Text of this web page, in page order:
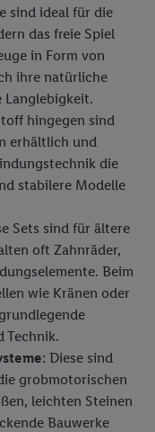
sind ideal für die
das freie Spiel
in Form von
ihre natürliche
hingegen sind
erhältlich und
die
stabilere Modelle
Sets sind für ältere
oft Zahnräder,
Beim
wie Kränen oder
Technik.
: Diese sind
grobmotorischen
leichten Steinen
Bauwerke